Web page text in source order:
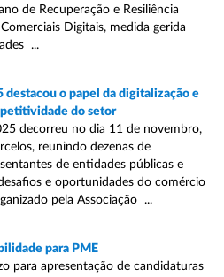
de Recuperação e Resiliência
Digitais, medida gerida
...
destacou o papel da digitalização e
do setor
decorreu no dia 11 de novembro,
reunindo dezenas de
de entidades públicas e
e oportunidades do comércio
pela Associação ...
para PME
para apresentação de candidaturas